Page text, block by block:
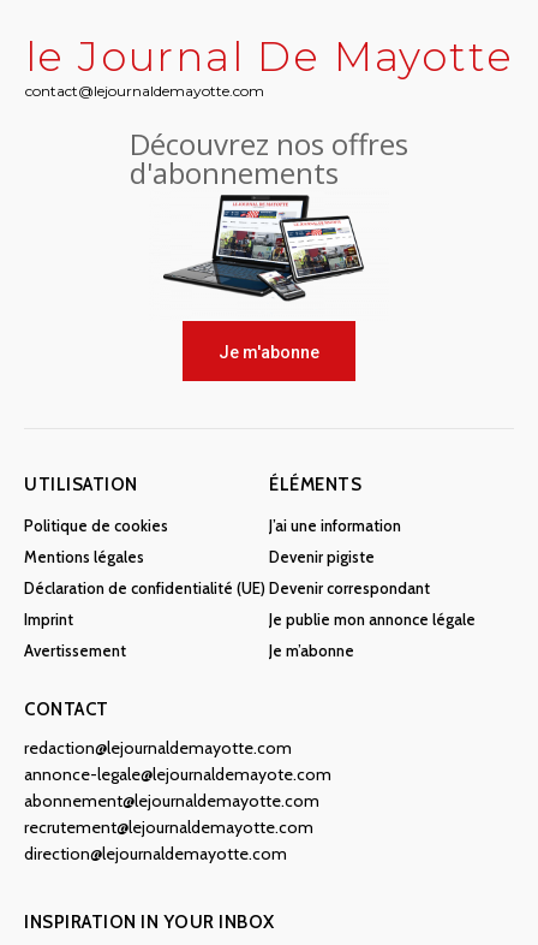
le Journal De Mayotte
contact@lejournaldemayotte.com
Découvrez nos offres
d'abonnements
Je m'abonne
UTILISATION
Politique de cookies
Mentions légales
Déclaration de confidentialité (UE)
Imprint
Avertissement
ÉLÉMENTS
J’ai une information
Devenir pigiste
Devenir correspondant
Je publie mon annonce légale
Je m’abonne
CONTACT
redaction@lejournaldemayotte.com
annonce-legale@lejournaldemayote.com
abonnement@lejournaldemayotte.com
recrutement@lejournaldemayotte.com
direction@lejournaldemayotte.com
INSPIRATION IN YOUR INBOX